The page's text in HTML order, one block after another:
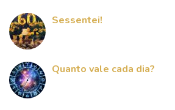
Sessentei!
Quanto vale cada dia?